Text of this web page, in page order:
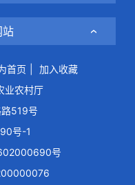
站
首页
加入收藏
业农村厅
519号
号-1
号